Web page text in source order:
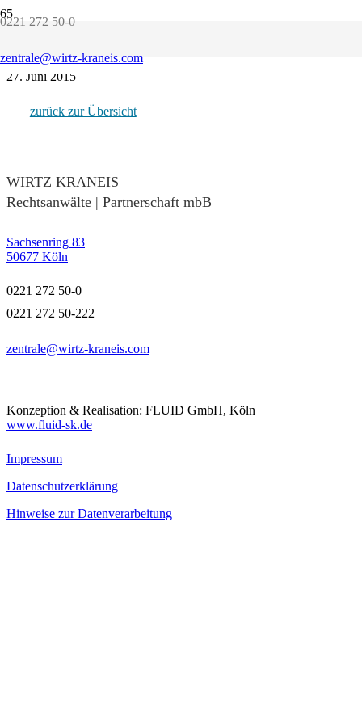
0221 272 50-0
zentrale@wirtz-kraneis.com
Dr. Randolf Mohr
27. Juni 2015
zurück zur Übersicht
WIRTZ KRANEIS
Rechtsanwälte | Partnerschaft mbB
Sachsenring 83
50677 Köln
0221 272 50-0
0221 272 50-222
zentrale@wirtz-kraneis.com
Konzeption & Realisation: FLUID GmbH, Köln
www.fluid-sk.de
Impressum
Datenschutzerklärung
Hinweise zur Datenverarbeitung